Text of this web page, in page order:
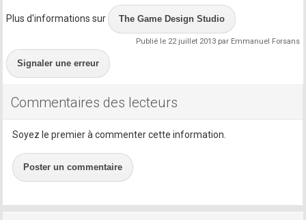
Plus d'informations sur The Game Design Studio
Publié le 22 juillet 2013 par Emmanuel Forsans
Signaler une erreur
Commentaires des lecteurs
Soyez le premier à commenter cette information.
Poster un commentaire